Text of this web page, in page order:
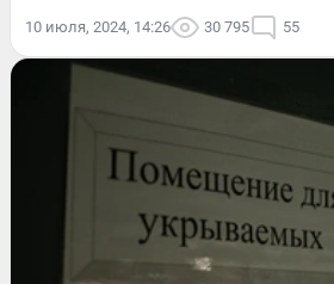
10 июля, 2024, 14:26 30 795 55